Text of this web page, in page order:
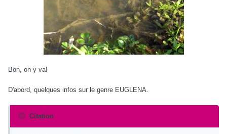
Bon, on y va!
D'abord, quelques infos sur le genre EUGLENA.
Citation